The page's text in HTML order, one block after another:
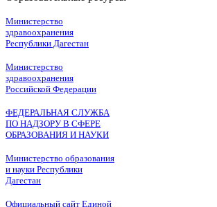
Министерство
здравоохранения
Республики Дагестан
Министерство
здравоохранения
Российской Федерации
ФЕДЕРАЛЬНАЯ СЛУЖБА
ПО НАДЗОРУ В СФЕРЕ
ОБРАЗОВАНИЯ И НАУКИ
Министерство образования
и науки Республики
Дагестан
Официальный сайт Единой